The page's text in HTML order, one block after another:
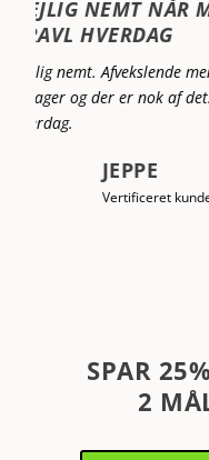
DET ER
Det er lækkert
virkelig
kvalitetstid i familien.
SPAR
2